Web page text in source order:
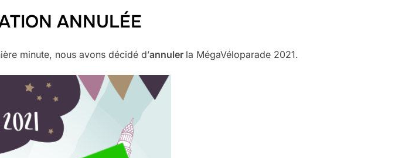
ANNULÉE
minute, nous avons décidé d’annuler la MégaVéloparade 2021.